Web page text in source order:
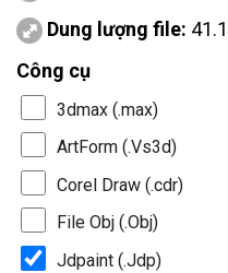
Dung lượng file:
Công cụ
3dmax (.max)
ArtForm (.Vs3d)
Corel Draw (.cdr)
File Obj (.Obj)
Jdpaint (.Jdp)